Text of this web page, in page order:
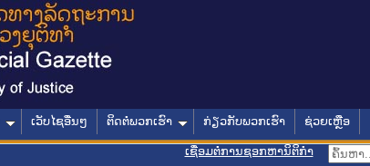
ເວັບໄຊອື່ນໆ ຕິດຕໍ່ພວກເຮົາ ກ່ຽວກັບພວກເຮົາ ຊ່ວຍເຫຼືອ
ເຊື່ອມຕໍ່ການຊອກຫານິຕິກຳ